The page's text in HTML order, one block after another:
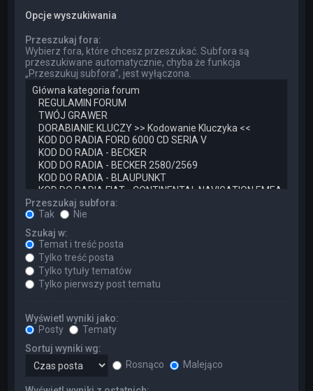
Opcje wyszukiwania
Przeszukaj fora:
Wybierz fora, które chcesz przeszukać. Subfora są
przeszukiwane automatycznie, chyba że funkcja
„Przeszukuj subfora”, jest wyłączona.
Przeszukaj subfora:
Tak
Nie
Szukaj w:
Temat i treść posta
Tylko treść posta
Tylko tytuły tematów
Tylko pierwszy post tematu
Wyświetl wyniki jako:
Posty
Tematy
Sortuj wyniki wg:
Rosnąco
Malejąco